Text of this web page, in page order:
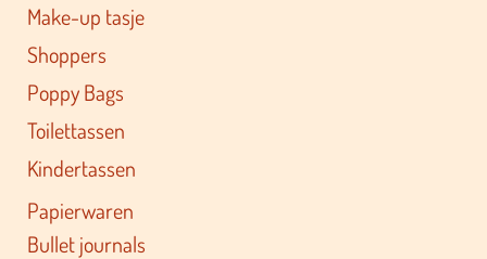
Make-up tasje
Shoppers
Poppy Bags
Toilettassen
Kindertassen
Papierwaren
Bullet journals